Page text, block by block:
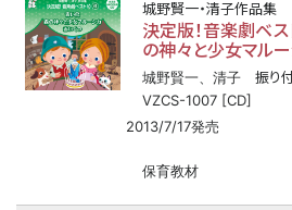
城野賢一・清子作品集
決定版！音楽劇ベ
の神々と少女マル
城野賢一、清子 振り
VZCS-1007 [CD]
2013/7/17発売
保育教材